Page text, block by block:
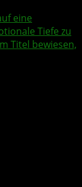
eine
Tiefe zu
Titel bewiesen,